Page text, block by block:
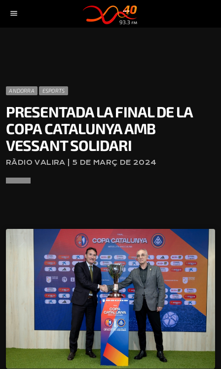
menu
ANDORRA ESPORTS
PRESENTADA LA FINAL DE LA
COPA CATALUNYA AMB
VESSANT SOLIDARI
RÀDIO VALIRA | 5 DE MARÇ DE 2024